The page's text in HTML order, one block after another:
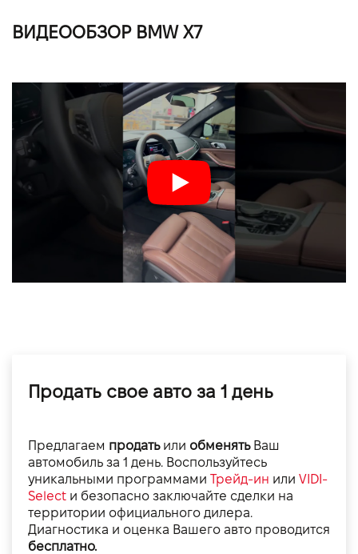
ВИДЕООБЗОР BMW X7
Продать свое авто за 1 день
Предлагаем продатьили обменятьВаш
автомобиль за 1 день. Воспользуйтесь
уникальными программами Трейд-ин или VIDI-
Select и безопасно заключайте сделки на
территории официального дилера.
Диагностика и оценка Вашего авто проводится
бесплатно.